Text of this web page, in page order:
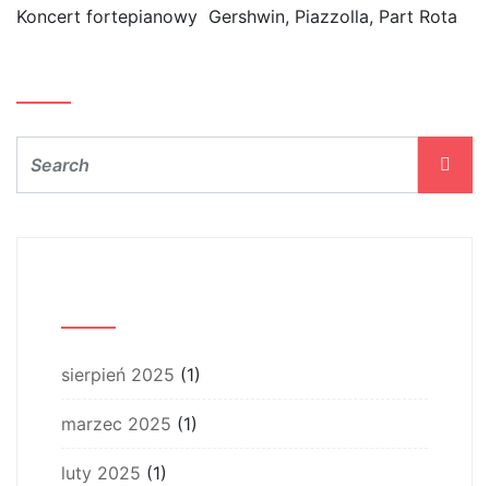
Koncert fortepianowy Gershwin, Piazzolla, Part Rota
sierpień 2025 (1)
marzec 2025 (1)
luty 2025 (1)